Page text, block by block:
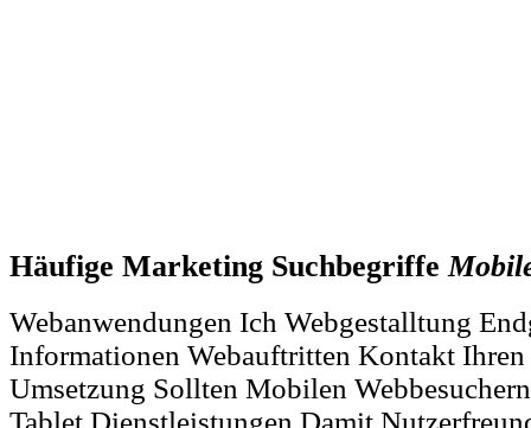
Häufige Marketing Suchbegriffe
Webanwendungen Ich Webgestalltung
Informationen Webauftritten Kontakt
Umsetzung Sollten Mobilen